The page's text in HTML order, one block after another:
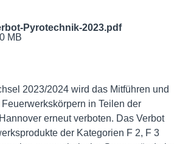
Pyrotechnik-2023.pdf
MB
2023/2024 wird das Mitführen und
in Teilen der
erneut verboten. Das Verbot
der Kategorien F 2, F 3